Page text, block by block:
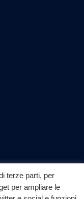
terze parti, per
per ampliare le